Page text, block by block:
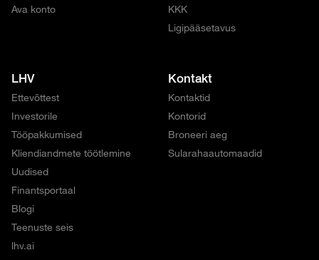
Ava konto
KKK
Ligipääsetavus
LHV
Ettevõttest
Investorile
Tööpakkumised
Kliendiandmete töötlemine
Uudised
Finantsportaal
Blogi
Teenuste seis
lhv.ai
Kontakt
Kontaktid
Kontorid
Broneeri aeg
Sularahaautomaadid